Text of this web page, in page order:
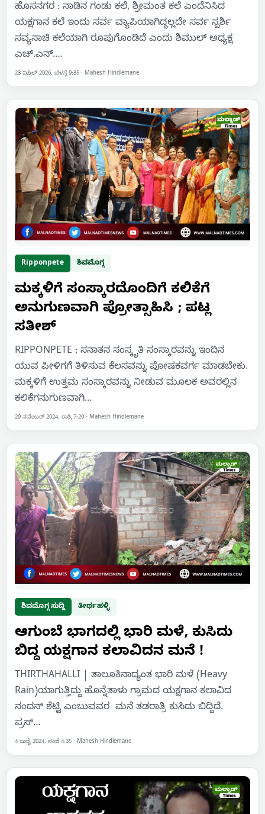
ಹೊಸನಗರ : ನಾಡಿನ ಗಂಡು ಕಲೆ, ಶ್ರೀಮಂತ ಕಲೆ ಎಂದೆನಿಸಿದ
ಯಕ್ಷಗಾನ ಕಲೆ ಇಂದು ಸರ್ವ ವ್ಯಾಪಿಯಾಗಿದ್ದಲ್ಲದೇ ಸರ್ವ ಸ್ಪರ್ಶಿ
ಸವ್ಯಸಾಚಿ ಕಲೆಯಾಗಿ ರೂಪುಗೊಂಡಿದೆ ಎಂದು ಶಿಮುಲ್ ಅಧ್ಯಕ್ಷ
ಎಚ್.ಎನ್.…
23 ಏಪ್ರಿಲ್ 2026, ಬೆಳಗ್ಗೆ 9:35 · Mahesh Hindlemane
Ripponpete ಶಿವಮೊಗ್ಗ
ಮಕ್ಕಳಿಗೆ ಸಂಸ್ಕಾರದೊಂದಿಗೆ ಕಲಿಕೆಗೆ
ಅನುಗುಣವಾಗಿ ಪ್ರೋತ್ಸಾಹಿಸಿ ; ಪಟ್ಲ
ಸತೀಶ್
RIPPONPETE ; ಸನಾತನ ಸಂಸ್ಕೃತಿ ಸಂಸ್ಕಾರವನ್ನು ಇಂದಿನ
ಯುವ ಪೀಳಿಗಗೆ ತಿಳಿಸುವ ಕೆಲಸವನ್ನು ಪೋಷಕವರ್ಗ ಮಾಡಬೇಕು.
ಮಕ್ಕಳಿಗೆ ಉತ್ತಮ ಸಂಸ್ಕಾರವನ್ನು ನೀಡುವ ಮೂಲಕ ಅವರಲ್ಲಿನ
ಕಲಿಕೆಗನುಗುಣವಾಗಿ…
29 ನವೆಂಬರ್ 2024, ರಾತ್ರಿ 7:20 · Mahesh Hindlemane
ಶಿವಮೊಗ್ಗ ಸುದ್ದಿ ತೀರ್ಥಹಳ್ಳಿ
ಆಗುಂಬೆ ಭಾಗದಲ್ಲಿ ಭಾರಿ ಮಳೆ, ಕುಸಿದು
ಬಿದ್ದ ಯಕ್ಷಗಾನ ಕಲಾವಿದನ ಮನೆ !
THIRTHAHALLI | ತಾಲೂಕಿನಾದ್ಯಂತ ಭಾರಿ ಮಳೆ (Heavy
Rain)ಯಾಗುತ್ತಿದ್ದು ಹೊನ್ನೆತಾಳು ಗ್ರಾಮದ ಯಕ್ಷಗಾನ ಕಲಾವಿದ
ನಂದನ್ ಶೆಟ್ಟಿ ಎಂಬುವವರ ಮನೆ ತಡರಾತ್ರಿ ಕುಸಿದು ಬಿದ್ದಿದೆ.
ಪ್ರಸ್…
4 ಜುಲೈ 2024, ಸಂಜೆ 4:35 · Mahesh Hindlemane